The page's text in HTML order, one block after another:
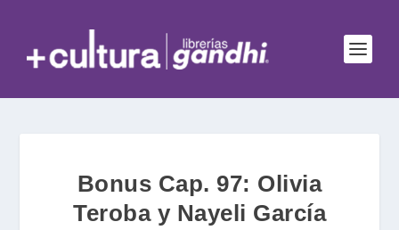
Bonus Cap. 97: Olivia
Teroba y Nayeli García